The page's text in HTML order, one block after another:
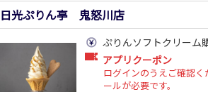
日光ぷりん亭 鬼怒川店
ぷりんソフトクリーム
アプリクーポン
ログインのうえご確認
ールが必要です。